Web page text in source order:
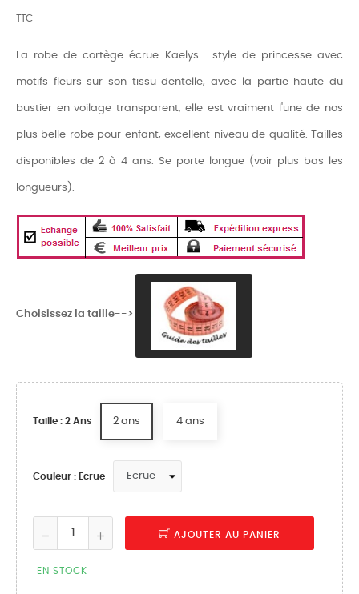
TTC
La robe de cortège écrue Kaelys : style de princesse avec
motifs fleurs sur son tissu dentelle, avec la partie haute du
bustier en voilage transparent, elle est vraiment l'une de nos
plus belle robe pour enfant, excellent niveau de qualité. Tailles
disponibles de 2 à 4 ans. Se porte longue (voir plus bas les
longueurs).
Choisissez la taille-->
Taille : 2 Ans 2 ans 4 ans
Couleur : Ecrue
AJOUTER AU PANIER
EN STOCK